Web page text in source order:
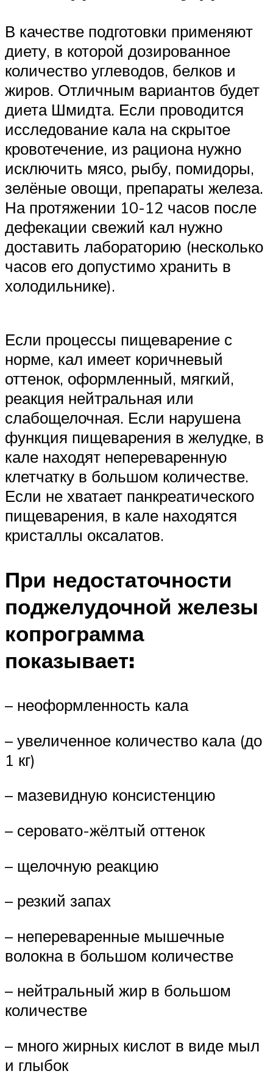
В качестве подготовки применяют
диету, в которой дозированное
количество углеводов, белков и
жиров. Отличным вариантов будет
диета Шмидта. Если проводится
исследование кала на скрытое
кровотечение, из рациона нужно
исключить мясо, рыбу, помидоры,
зелёные овощи, препараты железа.
На протяжении 10-12 часов после
дефекации свежий кал нужно
доставить лабораторию (несколько
часов его допустимо хранить в
холодильнике).
Если процессы пищеварение с
норме, кал имеет коричневый
оттенок, оформленный, мягкий,
реакция нейтральная или
слабощелочная. Если нарушена
функция пищеварения в желудке, в
кале находят непереваренную
клетчатку в большом количестве.
Если не хватает панкреатического
пищеварения, в кале находятся
кристаллы оксалатов.
При недостаточности
поджелудочной железы
копрограмма
показывает:
– неоформленность кала
– увеличенное количество кала (до
1 кг)
– мазевидную консистенцию
– серовато-жёлтый оттенок
– щелочную реакцию
– резкий запах
– непереваренные мышечные
волокна в большом количестве
– нейтральный жир в большом
количестве
– много жирных кис­лот в виде мыл
и глыбок